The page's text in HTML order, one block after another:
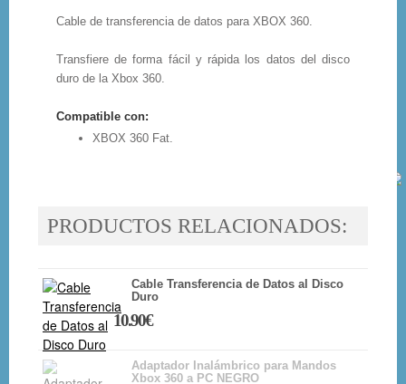
Cable de transferencia de datos para XBOX 360.
Transfiere de forma fácil y rápida los datos del disco
duro de la Xbox 360.
Compatible con:
XBOX 360 Fat.
PRODUCTOS RELACIONADOS:
Cable Transferencia de Datos al Disco
Duro
10.90€
Adaptador Inalámbrico para Mandos
Xbox 360 a PC NEGRO